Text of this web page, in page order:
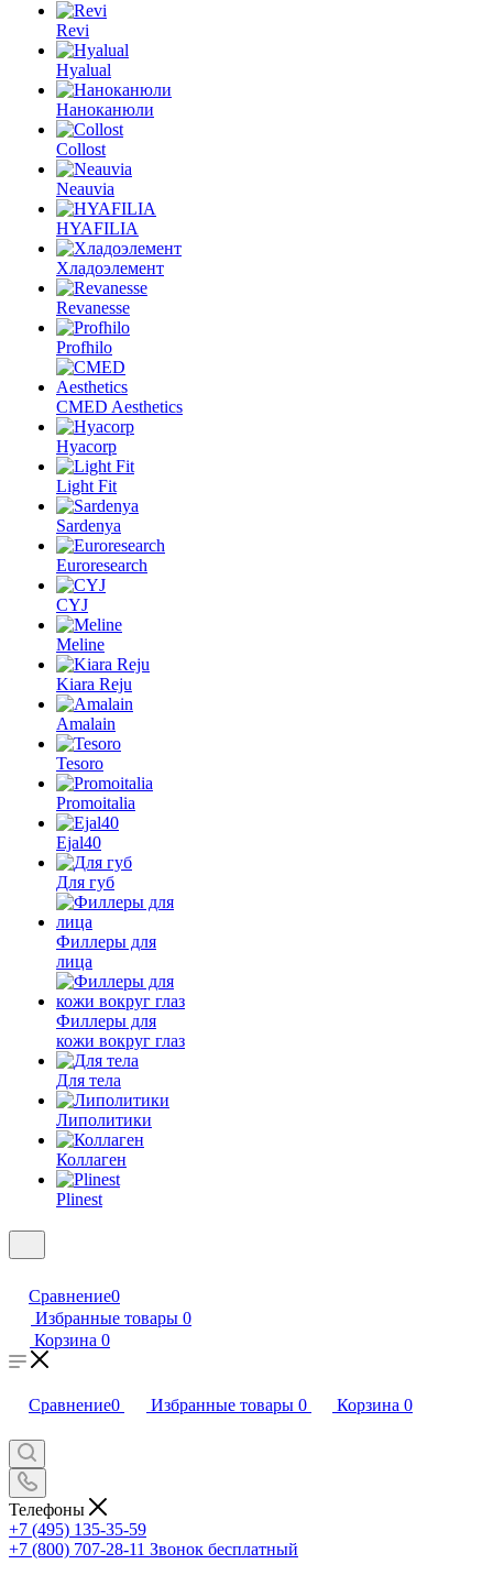
Revi
Hyalual
Наноканюли
Collost
Neauvia
HYAFILIA
Хладоэлемент
Revanesse
Profhilo
CMED Aesthetics
Hyacorp
Light Fit
Sardenya
Euroresearch
CYJ
Meline
Kiara Reju
Amalain
Tesoro
Promoitalia
Ejal40
Для губ
Филлеры для
лица
Филлеры для
кожи вокруг глаз
Для тела
Липолитики
Коллаген
Plinest
Сравнение0
Избранные товары 0
Корзина 0
Сравнение0 Избранные товары 0 Корзина 0
Телефоны
+7 (495) 135-35-59
+7 (800) 707-28-11 Звонок бесплатный